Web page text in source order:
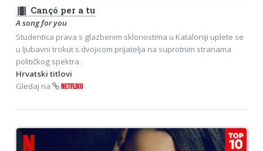
theaters Cançó per a tu
A song for you
Studentica prava s glazbenim sklonostima u Kataloniji uplete se
u ljubavni trokut s dvojicom prijatelja na suprotnim stranama
političkog spektra.
Hrvatski titlovi
Gledaj na
NETFLIXU